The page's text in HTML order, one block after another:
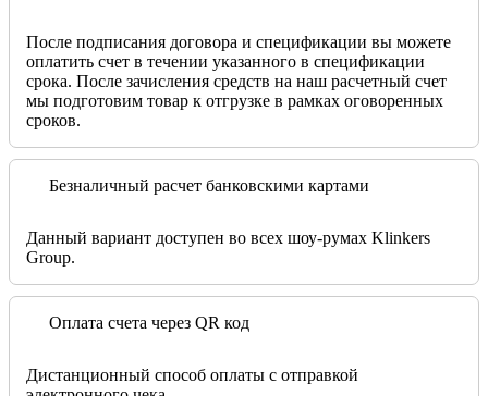
После подписания договора и спецификации вы можете
оплатить счет в течении указанного в спецификации
срока. После зачисления средств на наш расчетный счет
мы подготовим товар к отгрузке в рамках оговоренных
сроков.
Безналичный расчет банковскими картами
Данный вариант доступен во всех шоу-румах Klinkers
Group.
Оплата счета через QR код
Дистанционный способ оплаты с отправкой